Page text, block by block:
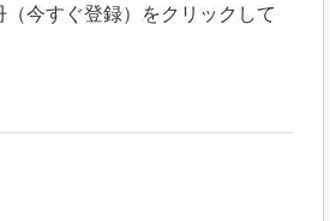
今すぐ登録）をクリックして